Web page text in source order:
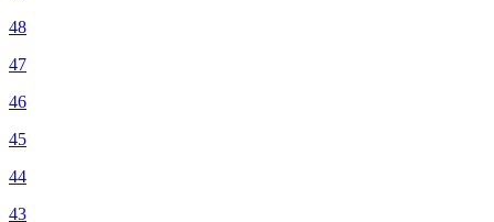
48
47
46
45
44
43